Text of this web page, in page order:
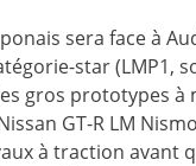
sera face à
star (LMP1,
gros prototypes à
GT-R LM
à traction avant